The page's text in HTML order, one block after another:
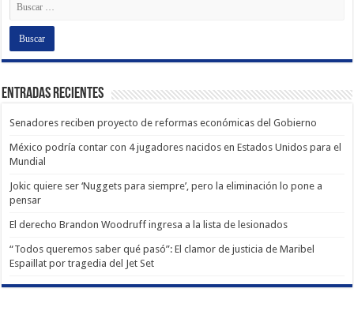
Entradas recientes
Senadores reciben proyecto de reformas económicas del Gobierno
México podría contar con 4 jugadores nacidos en Estados Unidos para el
Mundial
Jokic quiere ser ‘Nuggets para siempre’, pero la eliminación lo pone a
pensar
El derecho Brandon Woodruff ingresa a la lista de lesionados
“Todos queremos saber qué pasó”: El clamor de justicia de Maribel
Espaillat por tragedia del Jet Set